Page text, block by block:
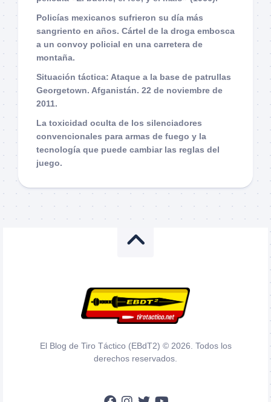
Policías mexicanos sufrieron su día más
sangriento en años. Cártel de la droga embosca
a un convoy policial en una carretera de
montaña.
Situación táctica: Ataque a la base de patrullas
Georgetown. Afganistán. 22 de noviembre de
2011.
La toxicidad oculta de los silenciadores
convencionales para armas de fuego y la
tecnología que puede cambiar las reglas del
juego.
El Blog de Tiro Táctico (EBdT2) © 2026. Todos los
derechos reservados.